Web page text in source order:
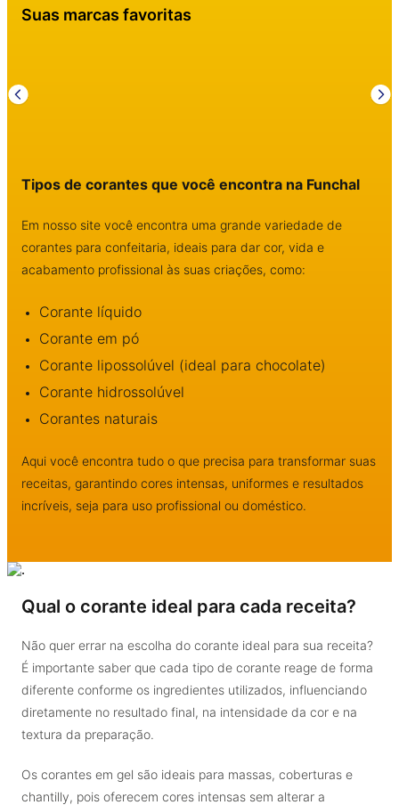
Suas marcas favoritas
Tipos de corantes que você encontra na Funchal
Em nosso site você encontra uma grande variedade de
corantes para confeitaria, ideais para dar cor, vida e
acabamento profissional às suas criações, como:
Corante líquido
Corante em pó
Corante lipossolúvel (ideal para chocolate)
Corante hidrossolúvel
Corantes naturais
Aqui você encontra tudo o que precisa para transformar suas
receitas, garantindo cores intensas, uniformes e resultados
incríveis, seja para uso profissional ou doméstico.
Qual o corante ideal para cada receita?
Não quer errar na escolha do corante ideal para sua receita?
É importante saber que cada tipo de corante reage de forma
diferente conforme os ingredientes utilizados, influenciando
diretamente no resultado final, na intensidade da cor e na
textura da preparação.
Os corantes em gel são ideais para massas, coberturas e
chantilly, pois oferecem cores intensas sem alterar a